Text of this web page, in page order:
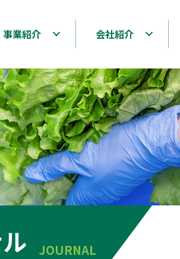
事業紹介 会社紹介
JOURNAL